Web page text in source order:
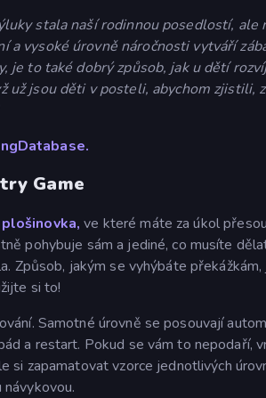
stala naší rodinnou posedlostí,
a vysoké úrovně náročnosti vytváří
je to také dobrý způsob, jak u dětí
už jsou děti v posteli, abychom zjistili,
Game
plošinovka, ve které máte za úkol
pohybuje sám a jediné, co musíte
Způsob, jakým se vyhýbáte
si to!
Samotné úrovně se posouvají
a restart. Pokud se vám to nepodaří,
si zapamatovat vzorce jednotlivých